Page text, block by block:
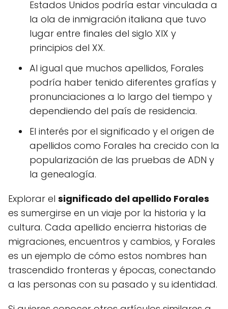
Estados Unidos podría estar vinculada a
la ola de inmigración italiana que tuvo
lugar entre finales del siglo XIX y
principios del XX.
Al igual que muchos apellidos, Forales
podría haber tenido diferentes grafías y
pronunciaciones a lo largo del tiempo y
dependiendo del país de residencia.
El interés por el significado y el origen de
apellidos como Forales ha crecido con la
popularización de las pruebas de ADN y
la genealogía.
Explorar el significado del apellido Forales
es sumergirse en un viaje por la historia y la
cultura. Cada apellido encierra historias de
migraciones, encuentros y cambios, y Forales
es un ejemplo de cómo estos nombres han
trascendido fronteras y épocas, conectando
a las personas con su pasado y su identidad.